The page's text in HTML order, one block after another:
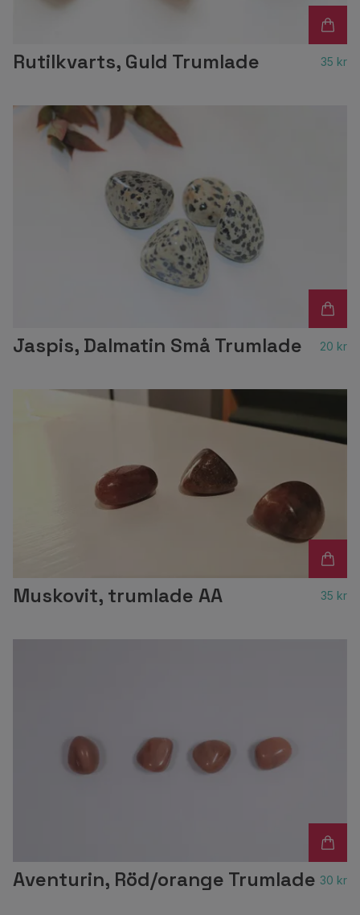
Rutilkvarts, Guld Trumlade 35 kr
Jaspis, Dalmatin Små Trumlade 20 kr
Muskovit, trumlade AA 35 kr
Aventurin, Röd/orange Trumlade 30 kr